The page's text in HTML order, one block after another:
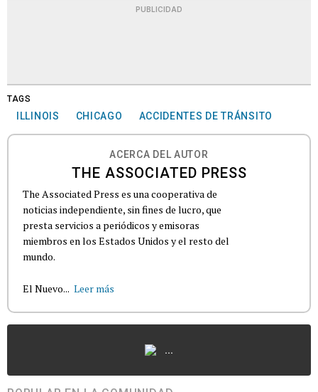
PUBLICIDAD
TAGS
ILLINOIS CHICAGO ACCIDENTES DE TRÁNSITO
ACERCA DEL AUTOR
THE ASSOCIATED PRESS
The Associated Press es una cooperativa de
noticias independiente, sin fines de lucro, que
presta servicios a periódicos y emisoras
miembros en los Estados Unidos y el resto del
mundo.
El Nuevo... Leer más
...